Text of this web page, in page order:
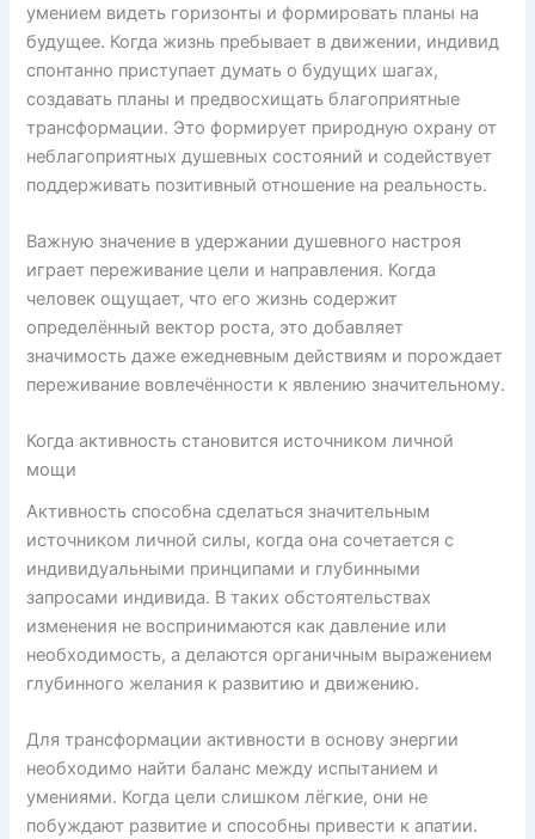
умением видеть горизонты и формировать планы на
будущее. Когда жизнь пребывает в движении, индивид
спонтанно приступает думать о будущих шагах,
создавать планы и предвосхищать благоприятные
трансформации. Это формирует природную охрану от
неблагоприятных душевных состояний и содействует
поддерживать позитивный отношение на реальность.
Важную значение в удержании душевного настроя
играет переживание цели и направления. Когда
человек ощущает, что его жизнь содержит
определённый вектор роста, это добавляет
значимость даже ежедневным действиям и порождает
переживание вовлечённости к явлению значительному.
Когда активность становится источником личной
мощи
Активность способна сделаться значительным
источником личной силы, когда она сочетается с
индивидуальными принципами и глубинными
запросами индивида. В таких обстоятельствах
изменения не воспринимаются как давление или
необходимость, а делаются органичным выражением
глубинного желания к развитию и движению.
Для трансформации активности в основу энергии
необходимо найти баланс между испытанием и
умениями. Когда цели слишком лёгкие, они не
побуждают развитие и способны привести к апатии.